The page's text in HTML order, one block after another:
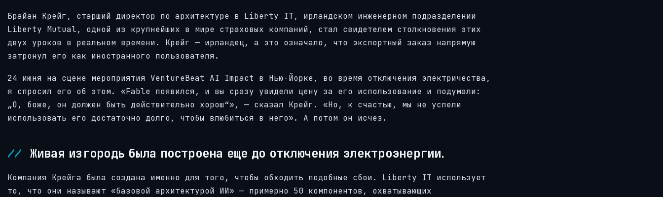
Брайан Крейг, старший директор по архитектуре в Liberty IT, ирландском инженерном подразделении
Liberty Mutual, одной из крупнейших в мире страховых компаний, стал свидетелем столкновения этих
двух уроков в реальном времени. Крейг — ирландец, а это означало, что экспортный заказ напрямую
затронул его как иностранного пользователя.
24 июня на сцене мероприятия VentureBeat AI Impact в Нью-Йорке, во время отключения электричества,
я спросил его об этом. «Fable появился, и вы сразу увидели цену за его использование и подумали:
„О, боже, он должен быть действительно хорош“», — сказал Крейг. «Но, к счастью, мы не успели
использовать его достаточно долго, чтобы влюбиться в него». А потом он исчез.
Живая изгородь была построена еще до отключения электроэнергии.
Компания Крейга была создана именно для того, чтобы обходить подобные сбои. Liberty IT использует
то, что они называют «базовой архитектурой ИИ» — примерно 50 компонентов, охватывающих